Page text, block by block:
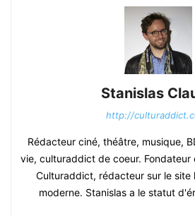
Stanislas
http://
Rédacteur ciné, théâtre, musique,
vie, culturaddict de coeur. Fondateur
Culturaddict, rédacteur sur le site
moderne. Stanislas a le statut